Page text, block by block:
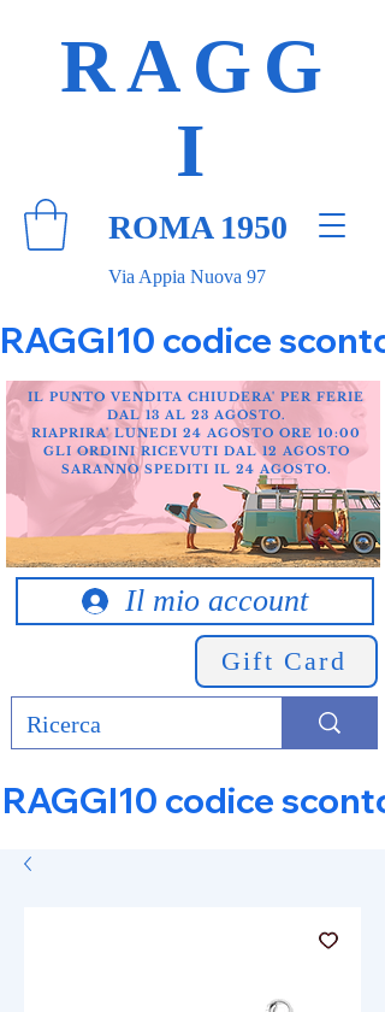
Via Appia Nuova 97
RAGG
I
ROMA 1950
RAGGI10 codice
Il mio account
Gift Card
IL PUNTO VENDITA CHIUDERA' PER FERIE
DAL 13 AL 23 AGOSTO.
RIAPRIRA' LUNEDI 24 AGOSTO ORE 10:00
GLI ORDINI RICEVUTI DAL 12 AGOSTO
SARANNO SPEDITI IL 24 AGOSTO.
RAGGI10 codice